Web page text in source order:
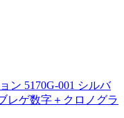
ン 5170G-001 シルバ
レゲ数字＋クロノグラ